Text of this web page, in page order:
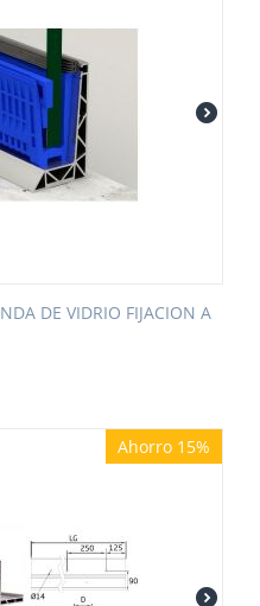
DE VIDRIO FIJACION A
Ahorro 15%